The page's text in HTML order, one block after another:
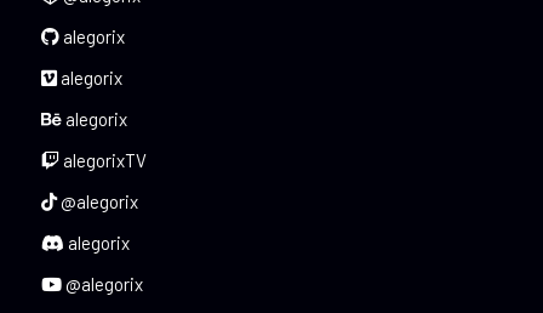
alegorix
alegorix
alegorix
alegorixTV
@alegorix
alegorix
@alegorix